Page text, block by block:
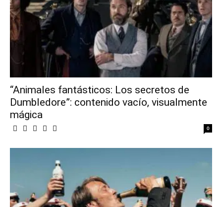
“Animales fantásticos: Los secretos de
Dumbledore”: contenido vacío, visualmente
mágica
0